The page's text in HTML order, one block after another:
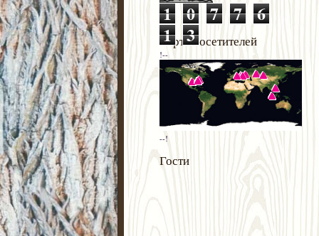
1 0 7 7 6
1 3
Карта посетителей
!--
--!
Гости